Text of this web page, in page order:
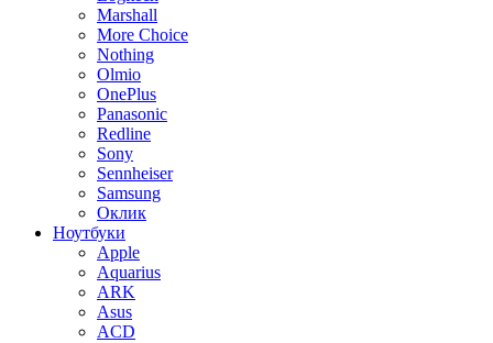
Marshall
More Choice
Nothing
Olmio
OnePlus
Panasonic
Redline
Sony
Sennheiser
Samsung
Оклик
Ноутбуки
Apple
Aquarius
ARK
Asus
ACD